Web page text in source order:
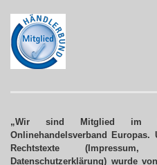
„Wir sind Mitglied im
Onlinehandelsverband
Rechtstexte (Impressum,
Datenschutzerklärung) wurde